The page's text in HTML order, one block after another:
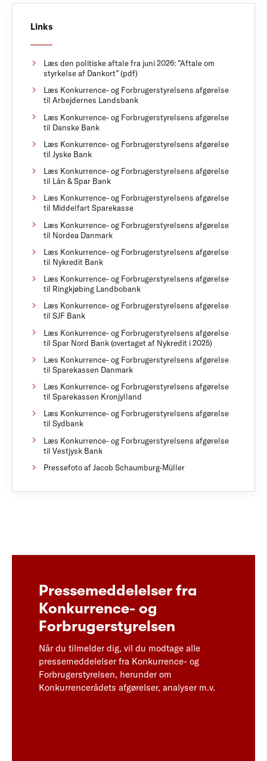
Links
Læs den politiske aftale fra juni 2026: ”Aftale om
styrkelse af Dankort” (pdf)
Læs Konkurrence- og Forbrugerstyrelsens afgørelse
til Arbejdernes Landsbank
Læs Konkurrence- og Forbrugerstyrelsens afgørelse
til Danske Bank
Læs Konkurrence- og Forbrugerstyrelsens afgørelse
til Jyske Bank
Læs Konkurrence- og Forbrugerstyrelsens afgørelse
til Lån & Spar Bank
Læs Konkurrence- og Forbrugerstyrelsens afgørelse
til Middelfart Sparekasse
Læs Konkurrence- og Forbrugerstyrelsens afgørelse
til Nordea Danmark
Læs Konkurrence- og Forbrugerstyrelsens afgørelse
til Nykredit Bank
Læs Konkurrence- og Forbrugerstyrelsens afgørelse
til Ringkjøbing Landbobank
Læs Konkurrence- og Forbrugerstyrelsens afgørelse
til SJF Bank
Læs Konkurrence- og Forbrugerstyrelsens afgørelse
til Spar Nord Bank (overtaget af Nykredit i 2025)
Læs Konkurrence- og Forbrugerstyrelsens afgørelse
til Sparekassen Danmark
Læs Konkurrence- og Forbrugerstyrelsens afgørelse
til Sparekassen Kronjylland
Læs Konkurrence- og Forbrugerstyrelsens afgørelse
til Sydbank
Læs Konkurrence- og Forbrugerstyrelsens afgørelse
til Vestjysk Bank
Pressefoto af Jacob Schaumburg-Müller
Pressemeddelelser fra
Konkurrence- og
Forbrugerstyrelsen
Når du tilmelder dig, vil du modtage alle
pressemeddelelser fra Konkurrence- og
Forbrugerstyrelsen, herunder om
Konkurrencerådets afgørelser, analyser m.v.